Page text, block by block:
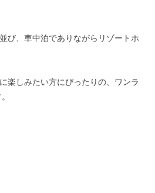
び、車中泊でありながらリゾートホ
楽しみたい方にぴったりの、ワンラ